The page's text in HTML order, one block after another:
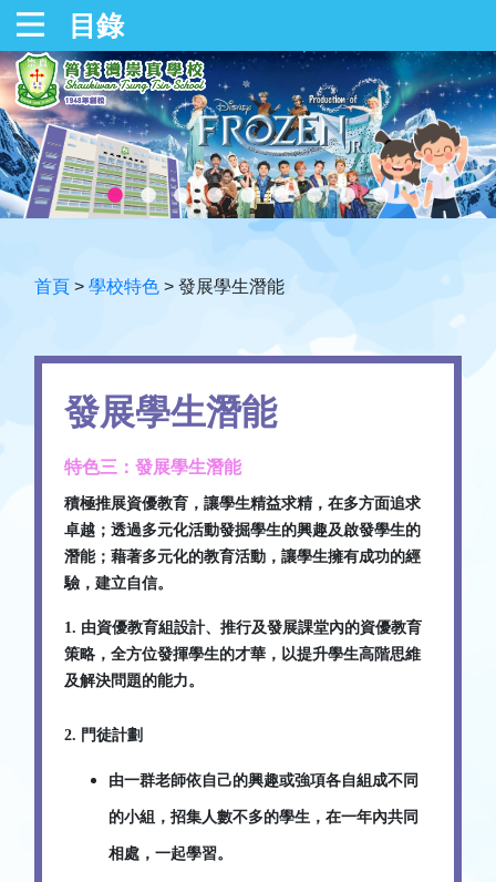
目錄
首頁 > 學校特色 > 發展學生潛能
發展學生潛能
特色三：發展學生潛能
積極推展資優教育，讓學生精益求精，在多方面追求
卓越； 透過多元化活動發掘學生的興趣及啟發學生的
潛能； 藉著多元化的教育活動，讓學生擁有成功的經
驗，建立自信。
1. 由資優教育組設計、推行及發展課堂內的資優教育
策略，全方位發揮學生的才華，以提升學生高階思維
及解決問題的能力。
2. 門徒計劃
由一群老師依自己的興趣或強項各自組成不同
的小組，招集人數不多的學生，在一年內共同
相處，一起學習。